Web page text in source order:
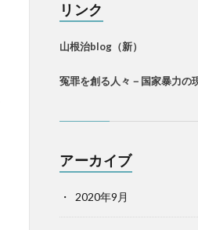
リンク
山根治blog（新）
冤罪を創る人々－国家暴力の
アーカイブ
2020年9月